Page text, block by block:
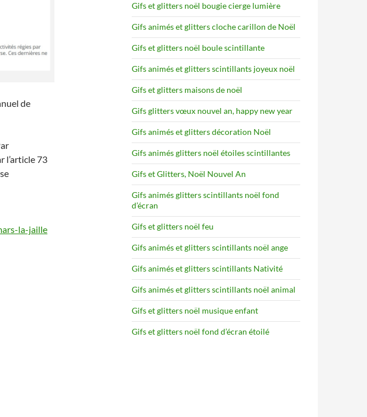
de
l’article 73
la-jaille
Gifs et glitters noël bougie cierge lumière
Gifs animés et glitters cloche carillon de Noël
Gifs et glitters noël boule scintillante
Gifs animés et glitters scintillants joyeux noël
Gifs et glitters maisons de noël
Gifs glitters vœux nouvel an, happy new year
Gifs animés et glitters décoration Noël
Gifs animés glitters noël étoiles scintillantes
Gifs et Glitters, Noël Nouvel An
Gifs animés glitters scintillants noël fond
d’écran
Gifs et glitters noël feu
Gifs animés et glitters scintillants noël ange
Gifs animés et glitters scintillants Nativité
Gifs animés et glitters scintillants noël animal
Gifs et glitters noël musique enfant
Gifs et glitters noël fond d’écran étoilé